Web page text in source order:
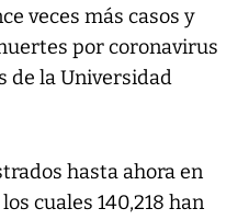
veces más casos y
por coronavirus
de la Universidad
hasta ahora en
los cuales 140,218 han